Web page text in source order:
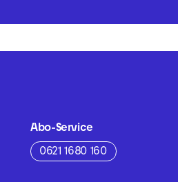
Abo-Service
0621 1680 160